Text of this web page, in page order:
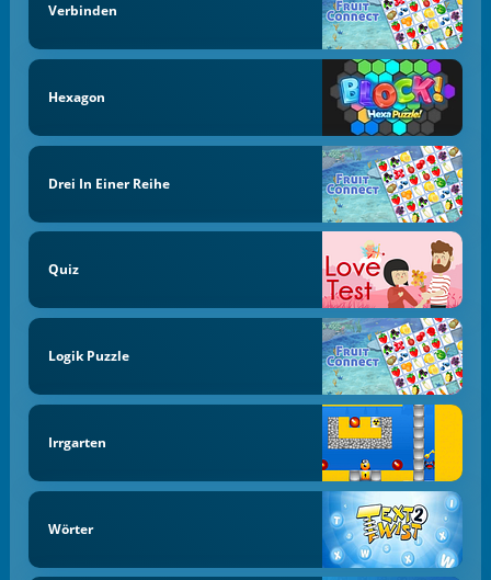
Verbinden
Hexagon
Drei In Einer Reihe
Quiz
Logik Puzzle
Irrgarten
Wörter